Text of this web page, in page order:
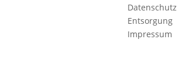
Datenschutz
Entsorgung
Impressum